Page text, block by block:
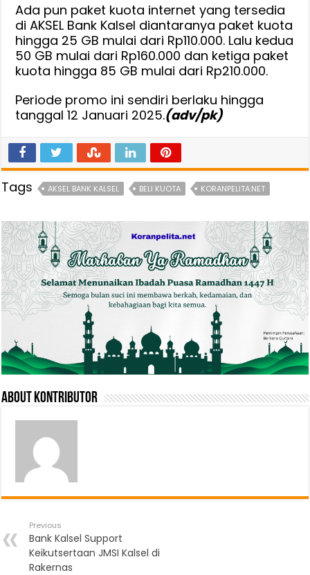
Ada pun paket kuota internet yang tersedia
di AKSEL Bank Kalsel diantaranya paket kuota
hingga 25 GB mulai dari Rp110.000. Lalu kedua
50 GB mulai dari Rp160.000 dan ketiga paket
kuota hingga 85 GB mulai dari Rp210.000.
Periode promo ini sendiri berlaku hingga
tanggal 12 Januari 2025.(adv/pk)
Tags AKSEL BANK KALSEL BELI KUOTA KORANPELITA.NET
About Kontributor
Previous
Bank Kalsel Support
Keikutsertaan JMSI Kalsel di
Rakernas